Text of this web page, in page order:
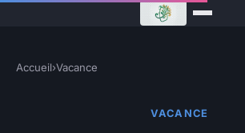
Accueil›Vacance
VACANCE